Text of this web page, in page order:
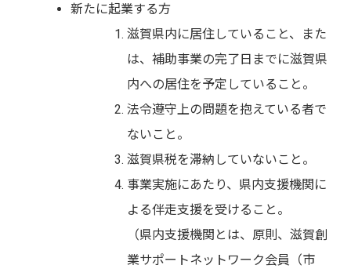
新たに起業する方
滋賀県内に居住していること、また
は、補助事業の完了日までに滋賀県
内への居住を予定していること。
法令遵守上の問題を抱えている者で
ないこと。
滋賀県税を滞納していないこと。
事業実施にあたり、県内支援機関に
よる伴走支援を受けること。
（県内支援機関とは、原則、滋賀創
業サポートネットワーク会員（市